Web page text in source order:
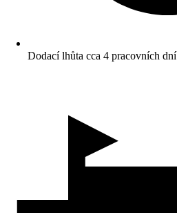
Dodací lhůta cca 4 pracovních dní